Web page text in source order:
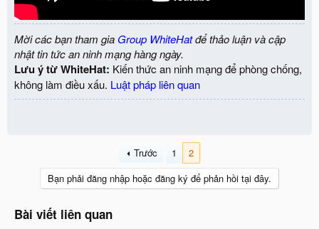
Mời các bạn tham gia Group WhiteHatđể thảo luận và cập
nhật tin tức an ninh mạng hàng ngày.
Lưu ý từ WhiteHat: Kiến thức an ninh mạng để phòng chống,
không làm điều xấu. Luật pháp liên quan
Trước 1
2
Bạn phải đăng nhập hoặc đăng ký để phản hồi tại đây.
Bài viết liên quan